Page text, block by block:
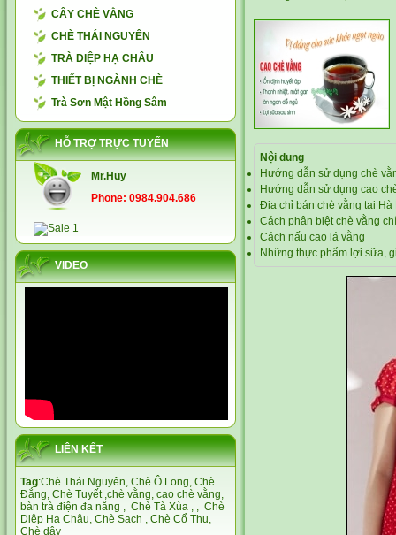
CÂY CHÈ VẰNG
CHÈ THÁI NGUYÊN
TRÀ DIỆP HẠ CHÂU
THIẾT BỊ NGÀNH CHÈ
Trà Sơn Mật Hồng Sâm
HỖ TRỢ TRỰC TUYẾN
Mr.Huy
Phone: 0984.904.686
VIDEO
LIÊN KẾT
Tag:Chè Thái Nguyên, Chè Ô Long, Chè
Đắng, Chè Tuyết,chè vằng, cao chè vằng,
bàn trà điện đa năng , Chè Tà Xùa , , Chè
Diệp Hạ Châu, Chè Sạch , Chè Cổ Thụ,
Chè dây
Nội dung
Hướng dẫn sử dụng chè
Hướng dẫn sử dụng cao
Địa chỉ bán chè vằng tại Hà
Cách phân biệt chè vằng
Cách nấu cao lá vằng
Những thực phẩm lợi sữa,